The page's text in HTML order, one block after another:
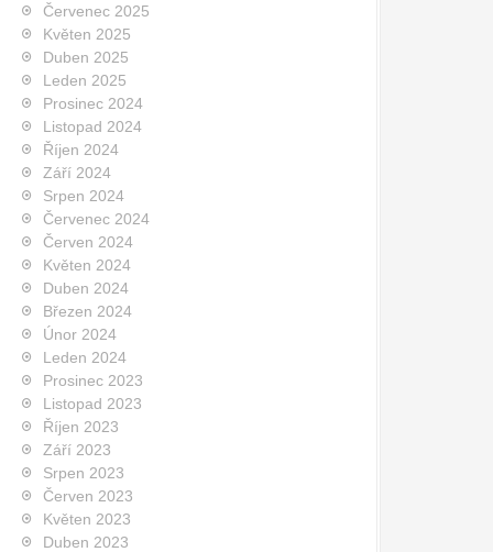
Červenec 2025
Květen 2025
Duben 2025
Leden 2025
Prosinec 2024
Listopad 2024
Říjen 2024
Září 2024
Srpen 2024
Červenec 2024
Červen 2024
Květen 2024
Duben 2024
Březen 2024
Únor 2024
Leden 2024
Prosinec 2023
Listopad 2023
Říjen 2023
Září 2023
Srpen 2023
Červen 2023
Květen 2023
Duben 2023